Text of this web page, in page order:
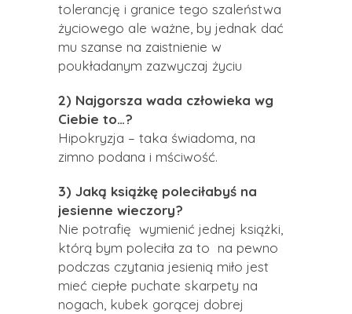
tolerancję i granice tego szaleństwa
życiowego ale ważne, by jednak dać
mu szanse na zaistnienie w
poukładanym zazwyczaj życiu
2) Najgorsza wada człowieka wg
Ciebie to…?
Hipokryzja – taka świadoma, na
zimno podana i mściwość.
3) Jaką książkę poleciłabyś na
jesienne wieczory?
Nie potrafię wymienić jednej książki,
którą bym poleciła za to na pewno
podczas czytania jesienią miło jest
mieć ciepłe puchate skarpety na
nogach, kubek gorącej dobrej